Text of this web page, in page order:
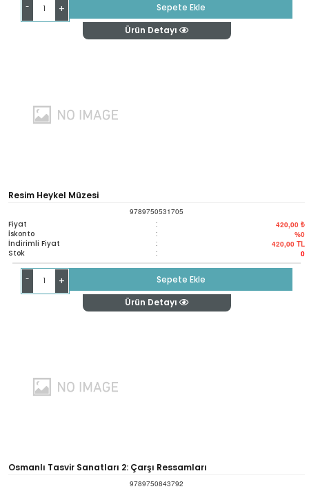
- +
Sepete Ekle
Ürün Detayı
Resim Heykel Müzesi
9789750531705
Fiyat : 420,00 ₺
İskonto : %0
İndirimli Fiyat : 420,00 TL
Stok : 0
- +
Sepete Ekle
Ürün Detayı
Osmanlı Tasvir Sanatları 2: Çarşı Ressamları
9789750843792